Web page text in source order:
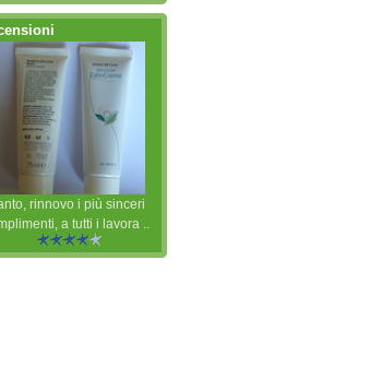
rinnovo i più sinceri
a tutti i lavora ..